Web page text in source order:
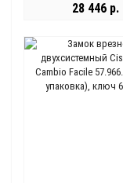
28 446 р.